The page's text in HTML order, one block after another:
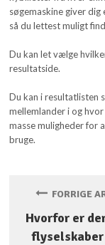
søgemaskine giver
så du lettest muligt
Du kan let vælge
resultatside.
Du kan i resultatlisten
mellemlander i og
masse muligheder for
bruge.
FORRIGE
Hvorfor er
flyselskaber